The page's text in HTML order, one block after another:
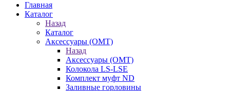
Главная
Каталог
Назад
Каталог
Аксессуары (OMT)
Назад
Аксессуары (OMT)
Колокола LS-LSE
Комплект муфт ND
Заливные горловины